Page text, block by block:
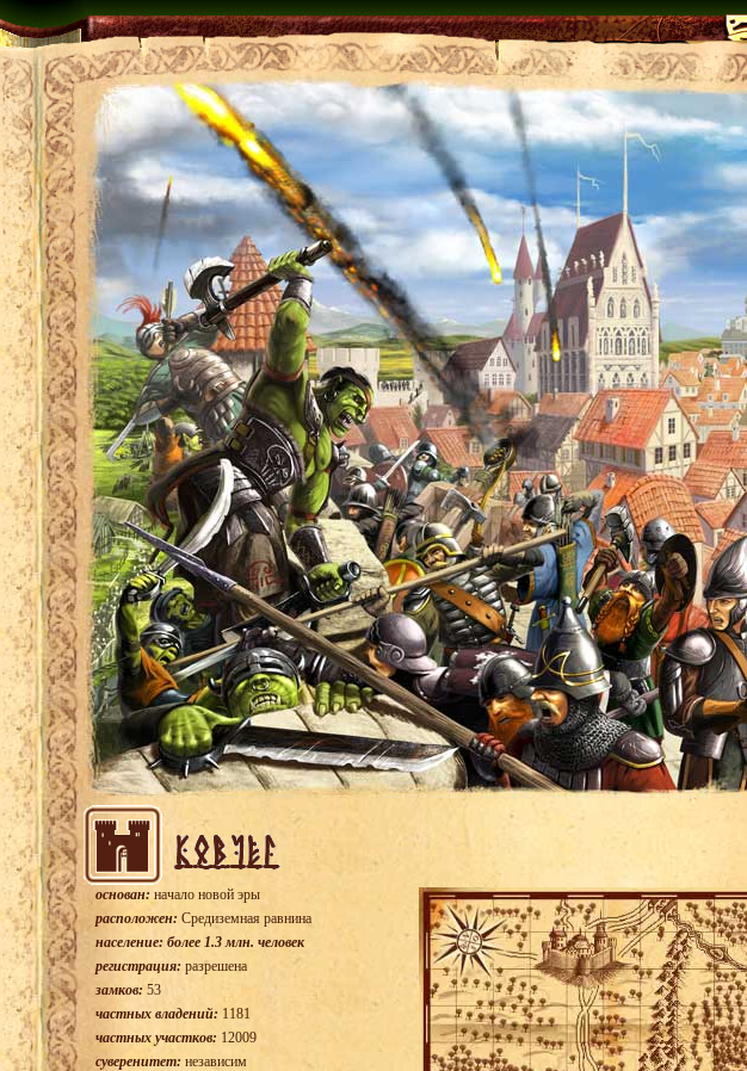
основан: начало новой эры
расположен: Средиземная равнина
население: более 1.3 млн. человек
регистрация: разрешена
замков: 53
частных владений: 1181
частных участков: 12009
суверенитет: независим